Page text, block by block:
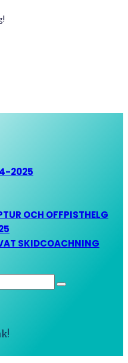
2025
OCH OFFPISTHELG
SKIDCOACHNING